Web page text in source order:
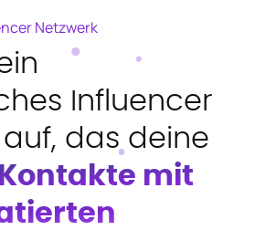
Netzwerk
Influencer
auf, das deine
mit